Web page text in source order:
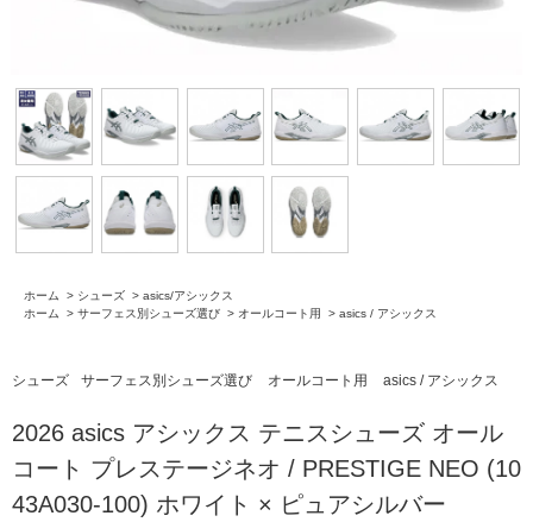
ホーム > シューズ > asics/アシックス
ホーム
> サーフェス別シューズ選び > オールコート用 > asics / アシックス
シューズ サーフェス別シューズ選び オールコート用 asics / アシックス
2026 asics アシックス テニスシューズ オール
コート プレステージネオ / PRESTIGE NEO (10
43A030-100) ホワイト × ピュアシルバー